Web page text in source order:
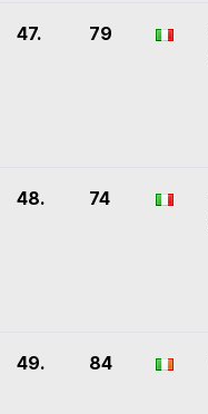
47. 79
48. 74
49. 84